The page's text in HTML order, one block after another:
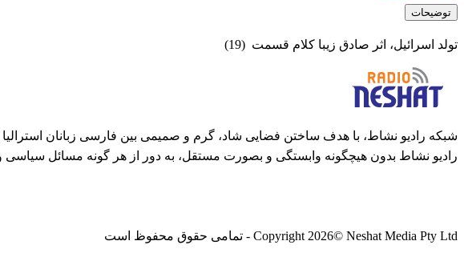
توضیحات
تولد اسرائیل، اثر صادق زیبا کلام قسمت (19)
شبکه رادیو نشاط، با هدف ساختن فضایی شاد، گرم و صمیمی بین فارسی زبانان
رادیو نشاط بدون هیچگونه وابستگی و بصورت مستقل، به دور از هر گونه مسائل سیاسی
Copyright 2026© Neshat Media Pty Ltd - تمامی حقوق محفوظ است